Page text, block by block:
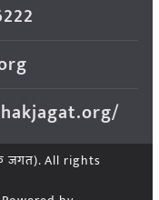
जगत). All rights